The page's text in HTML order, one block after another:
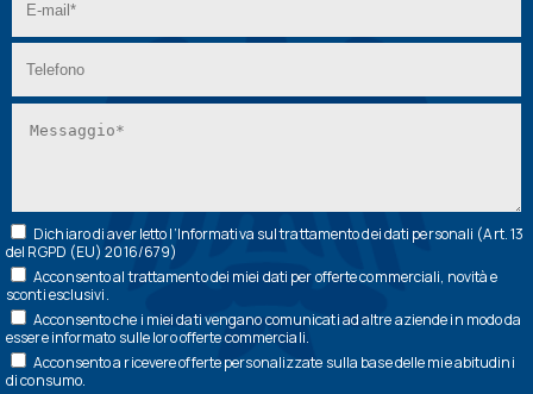
Dichiaro di aver letto l’Informativa sul trattamento dei dati personali (Art. 13
del RGPD (EU) 2016/679)
Acconsento al trattamento dei miei dati per offerte commerciali, novità e
sconti esclusivi.
Acconsento che i miei dati vengano comunicati ad altre aziende in modo da
essere informato sulle loro offerte commerciali.
Acconsento a ricevere offerte personalizzate sulla base delle mie abitudini
di consumo.